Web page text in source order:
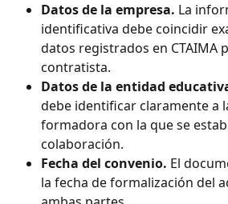
Datos de la empresa. La
identificativa debe coincidir
datos registrados en CTAIMA
contratista.
Datos de la entidad
debe identificar claramente a
formadora con la que se
colaboración.
Fecha del convenio. El
la fecha de formalización del